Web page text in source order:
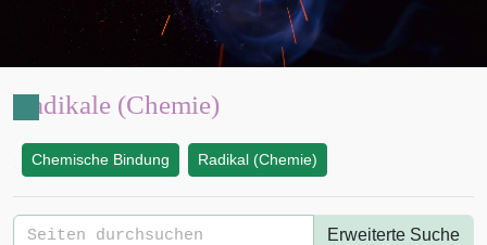
Radikale (Chemie)
Chemische Bindung Radikal (Chemie)
Erweiterte Suche